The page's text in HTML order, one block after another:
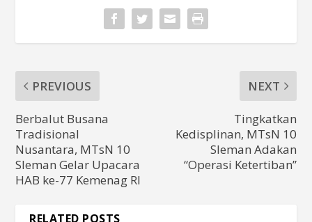
PREVIOUS
Berbalut Busana
Tradisional
Nusantara, MTsN 10
Sleman Gelar Upacara
HAB ke-77 Kemenag RI
NEXT
Tingkatkan
Kedisplinan, MTsN 10
Sleman Adakan
“Operasi Ketertiban”
RELATED POSTS